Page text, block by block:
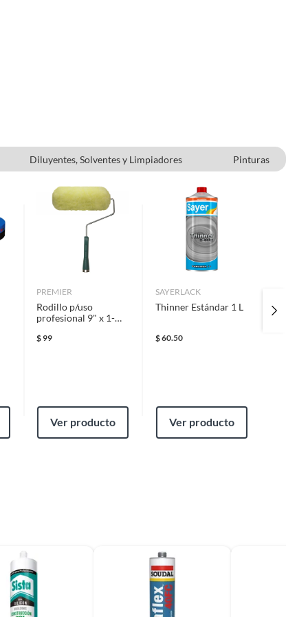
Diluyentes, Solventes y Limpiadores
Pinturas
PREMIER
Rodillo p/uso
profesional 9" x 1-
$99
Ver producto
SAYERLACK
Thinner Estándar 1 L
$60.50
Ver producto